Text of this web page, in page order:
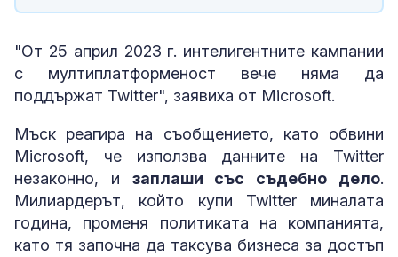
"От 25 април 2023 г. интелигентните кампании
с мултиплатформеност вече няма да
поддържат Twitter", заявиха от Microsoft.
Мъск реагира на съобщението, като обвини
Microsoft, че използва данните на Twitter
незаконно, и заплаши със съдебно дело.
Милиардерът, който купи Twitter миналата
година, променя политиката на компанията,
като тя започна да таксува бизнеса за достъп